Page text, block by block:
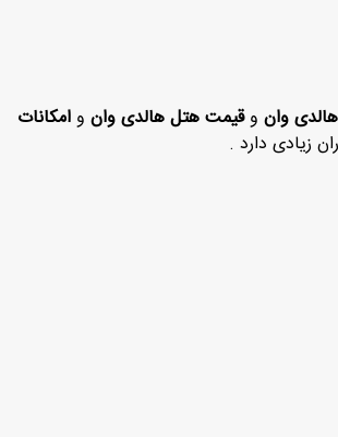
وان وقیمت هتل هالدی وان وامکانات
زیادی دارد .